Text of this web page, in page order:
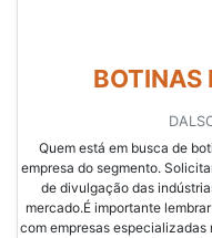
BOTINAS
Quem está em busca de
empresa do segmento.
de divulgação das
mercado.É importante
com empresas especializadas